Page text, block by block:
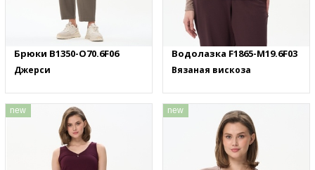
Брюки B1350-O70.6F06
Джерси
Водолазка F1865-M19.6F03
Вязаная вискоза
new new